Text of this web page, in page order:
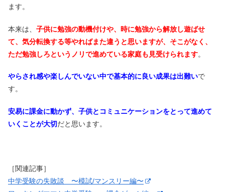
ます。
本来は、 子供に勉強の動機付けや、時に勉強から解放し遊ばせ
て、気分転換する等やればまた違うと思いますが、そこがなく、
ただ勉強しろというノリで進めている家庭も見受けられます。
やらされ感や楽しんでいない中で基本的に良い成果は出難いで
す。
安易に課金に動かず、子供とコミュニケーションをとって進めて
いくことが大切だと思います。
［関連記事］
中学受験の失敗談 〜模試/マンスリー編〜